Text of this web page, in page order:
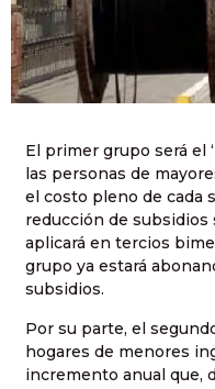
El primer grupo será el
las personas de
el costo pleno de cada
reducción de subsidios
aplicará en tercios
grupo ya estará
subsidios.
Por su parte, el
hogares de menores
incremento anual que,